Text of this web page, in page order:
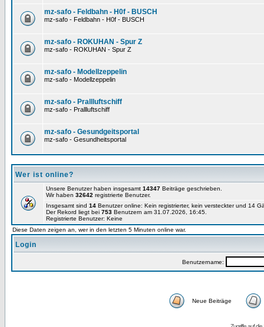
mz-safo - Feldbahn - H0f - BUSCH
mz-safo - Feldbahn - H0f - BUSCH
mz-safo - ROKUHAN - Spur Z
mz-safo - ROKUHAN - Spur Z
mz-safo - Modellzeppelin
mz-safo - Modellzeppelin
mz-safo - Prallluftschiff
mz-safo - Prallluftschiff
mz-safo - Gesundgeitsportal
mz-safo - Gesundheitsportal
Wer ist online?
Unsere Benutzer haben insgesamt 14347 Beiträge geschrieben.
Wir haben 32642 registrierte Benutzer.
Insgesamt sind 14 Benutzer online: Kein registrierter, kein versteckter und 14
Der Rekord liegt bei 753 Benutzern am 31.07.2026, 16:45.
Registrierte Benutzer: Keine
Diese Daten zeigen an, wer in den letzten 5 Minuten online war.
Login
Benutzername:
Neue Beiträge